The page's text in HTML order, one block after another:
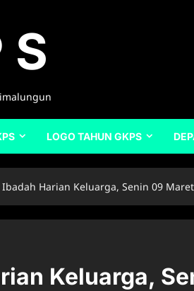
S
LOGO TAHUN GKPS
Ibadah Harian Keluarga, Senin 09
Keluarga,